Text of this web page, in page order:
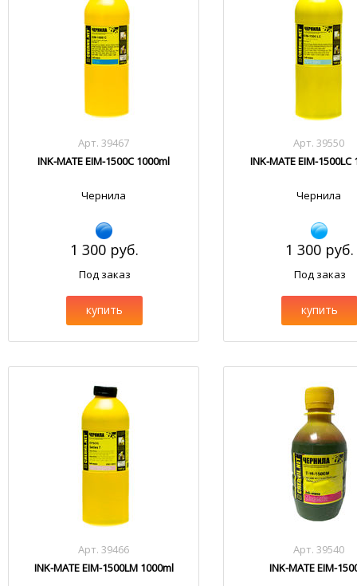
Арт. 39467
INK-MATE EIM-1500C 1000ml
Чернила
1 300 руб.
Под заказ
купить
Арт. 39550
INK-MATE EIM-1500LC
Чернила
1 300 руб.
Под заказ
купить
Арт. 39466
INK-MATE EIM-1500LM 1000ml
Арт. 39540
INK-MATE EIM-